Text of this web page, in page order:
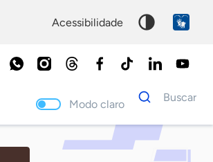
acessibilidade
Modo claro
Dados
para
Buscar
Palavra
chave